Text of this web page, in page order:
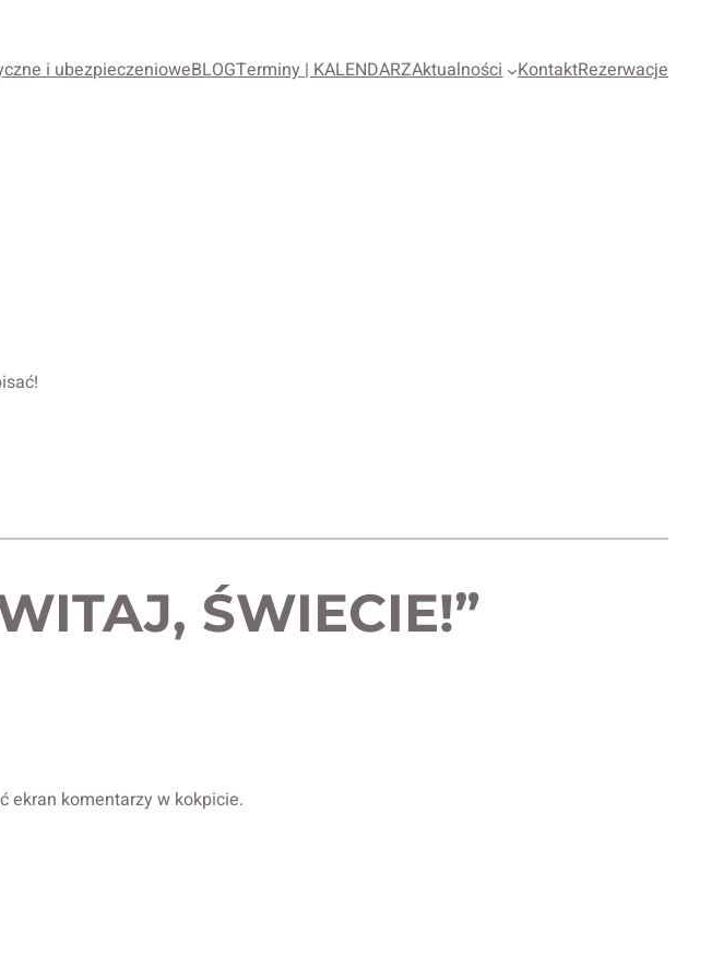
i ubezpieczenioweBLOGTerminy | KALENDARZAktualności KontaktRezerwacje
ŚWIECIE!”
ekran komentarzy w kokpicie.